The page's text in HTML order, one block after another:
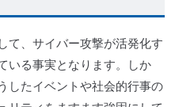
て、サイバー攻撃が活発化す
いる事実となります。しか
したイベントや社会的行事の